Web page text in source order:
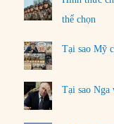
thể chọn
Tại sao Mỹ
Tại sao Nga